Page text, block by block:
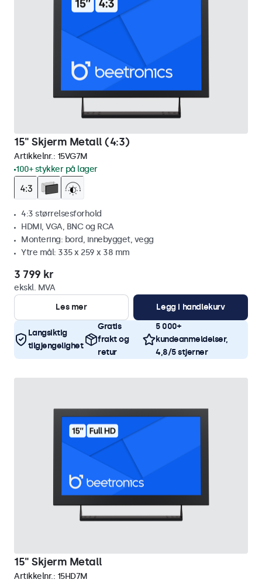
15" Skjerm Metall (4:3)
Artikkelnr.: 15VG7M
100+ stykker på lager
4:3 størrelsesforhold
HDMI, VGA, BNC og RCA
Montering: bord, innebygget, vegg
Ytre mål: 335 x 259 x 38 mm
3 799 kr
ekskl. MVA
Les mer
Legg i handlekurv
Langsiktig
tilgjengelighet
Gratis
frakt og
retur
5 000+
kundeanmeldelser,
4,8/5 stjerner
15" Skjerm Metall
Artikkelnr.: 15HD7M